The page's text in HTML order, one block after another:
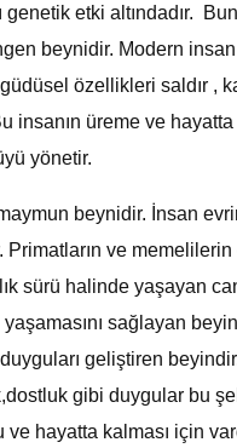
genetik etki altındadır.
beynidir. Modern
özellikleri saldır ,
insanın üreme ve hayatta
yönetir.
beynidir. İnsan
Primatların ve
sürü halinde yaşayan
sağlayan
geliştiren
gibi duygular bu
hayatta kalması için